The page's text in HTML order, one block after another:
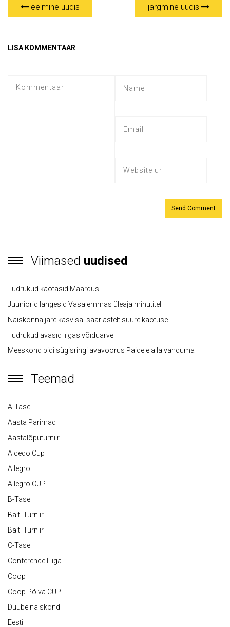
eelmine uudis järgmine uudis
LISA KOMMENTAAR
Viimased uudised
Tüdrukud kaotasid Maardus
Juuniorid langesid Vasalemmas üleaja minutitel
Naiskonna järelkasv sai saarlastelt suure kaotuse
Tüdrukud avasid liigas võiduarve
Meeskond pidi sügisringi avavoorus Paidele alla vanduma
Teemad
A-Tase
Aasta Parimad
Aastalõputurniir
Alcedo Cup
Allegro
Allegro CUP
B-Tase
Balti Turniir
Balti Turniir
C-Tase
Conference Liiga
Coop
Coop Põlva CUP
Duubelnaiskond
Eesti